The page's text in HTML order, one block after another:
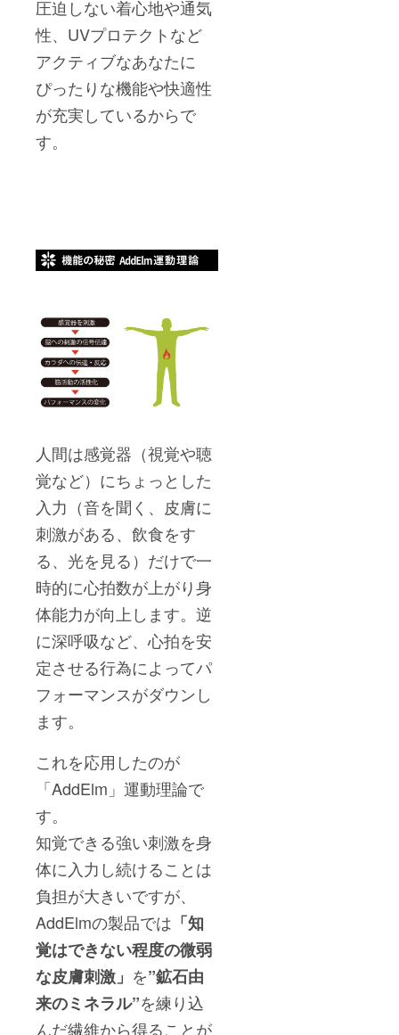
圧迫しない着心地や通気
性、UVプロテクトなど
アクティブなあなたに
ぴったりな機能や快適性
が充実しているからで
す。
人間は感覚器（視覚や聴
覚など）にちょっとした
入力（音を聞く、皮膚に
刺激がある、飲食をす
る、光を見る）だけで一
時的に心拍数が上がり身
体能力が向上します。逆
に深呼吸など、心拍を安
定させる行為によってパ
フォーマンスがダウンし
ます。
これを応用したのが
「AddElm」運動理論で
す。
知覚できる強い刺激を身
体に入力し続けることは
負担が大きいですが、
AddElmの製品では 「知
覚はできない程度の微弱
な皮膚刺激」 を”鉱石由
来のミネラル”を練り込
んだ繊維から得ることが